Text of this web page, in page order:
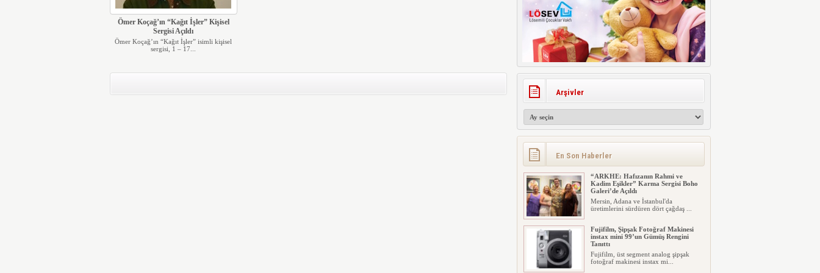
Ömer Koçağ’ın “Kağıt İşler” Kişisel
Sergisi Açıldı
Ömer Koçağ’ın “Kağıt İşler” isimli kişisel
sergisi, 1 – 17...
Arşivler
En Son Haberler
“ARKHE: Hafızanın Rahmi ve
Kadim Eşikler” Karma Sergisi Boho
Galeri’de Açıldı
Mersin, Adana ve İstanbul'da
üretimlerini sürdüren dört çağdaş ...
Fujifilm, Şipşak Fotoğraf Makinesi
instax mini 99’un Gümüş Rengini
Tanıttı
Fujifilm, üst segment analog şipşak
fotoğraf makinesi instax mi...